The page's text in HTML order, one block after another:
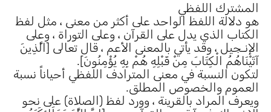
المشترك اللفظي
هو دلالة اللفظ الواحد على أكثر من معنى ، مثل لفظ
الكتاب الذي يدل على القرآن ، وعلى التوراة ، وعلى
الإنـجيل ، وقد يأتي بالمعنى الأعم ، قال تعالى [الَّذِينَ
آتَيْنَاهُمُ الْكِتَابَ مِنْ قَبْلِهِ هُمْ بِهِ يُؤْمِنُونَ].
لتكون النسبة في معنى المترادف اللفظي أحياناً نسبة
العموم والخصوص المطلق.
ويعرف المراد بالقرينة ، وورد لفظ (الصلاة) على نحو